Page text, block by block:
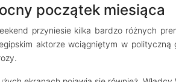
początek miesiąca
przyniesie kilka bardzo różnych
aktorze wciągniętym w